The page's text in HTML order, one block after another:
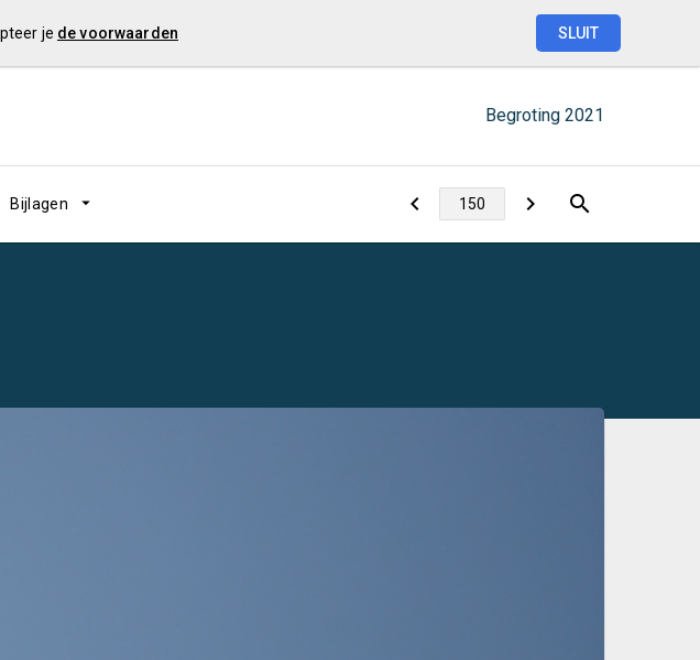
Begroting 2021
Bijlagen
je de voorwaarden SLUIT